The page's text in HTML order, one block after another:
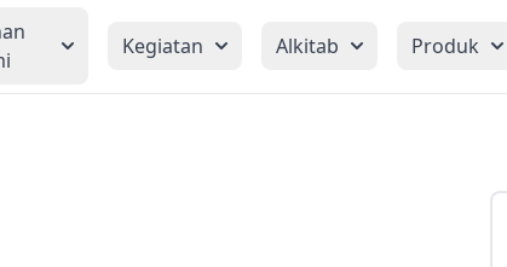
Kegiatan Alkitab Produk